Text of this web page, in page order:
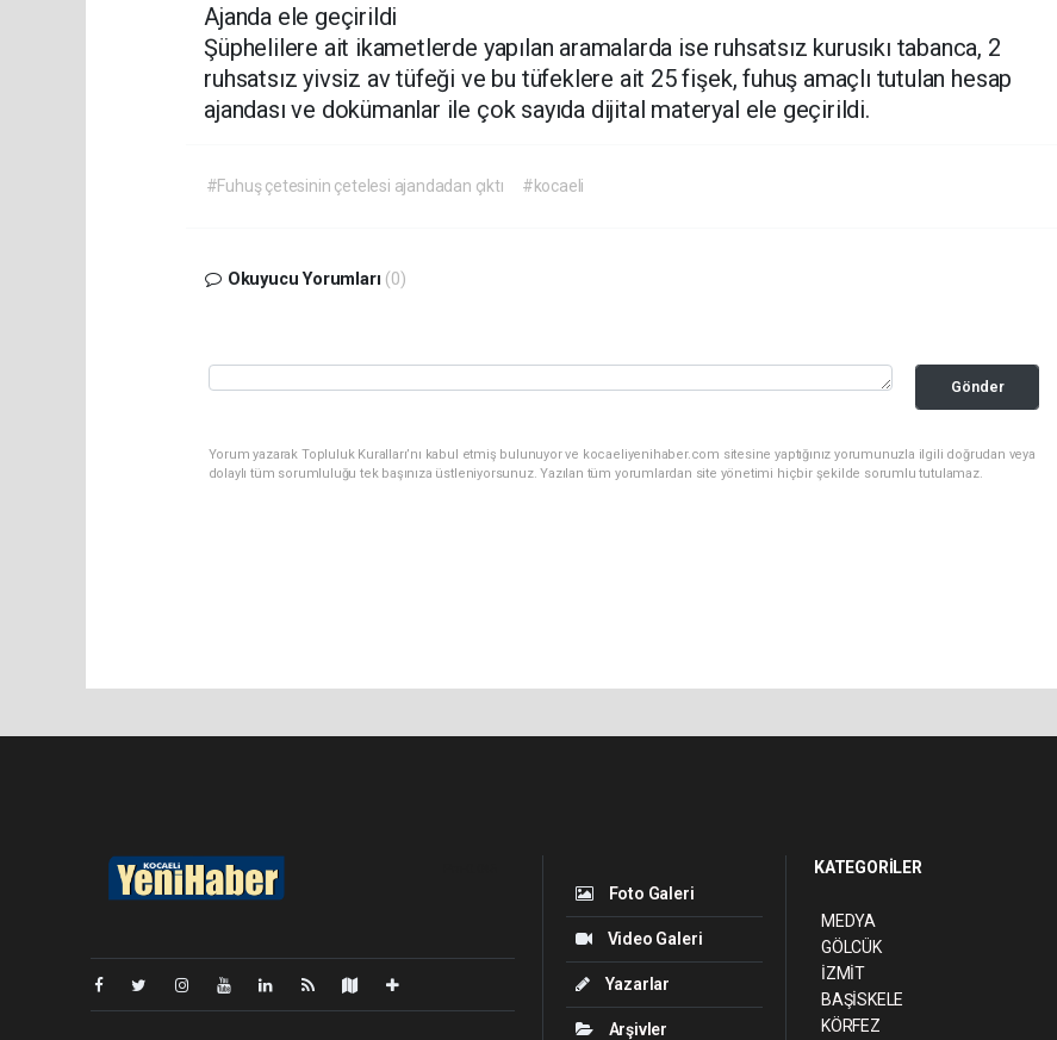
Ajanda ele geçirildi
Şüphelilere ait ikametlerde yapılan aramalarda ise ruhsatsız kurusıkı tabanca, 2
ruhsatsız yivsiz av tüfeği ve bu tüfeklere ait 25 fişek, fuhuş amaçlı tutulan hesap
ajandası ve dokümanlar ile çok sayıda dijital materyal ele geçirildi.
#Fuhuş çetesinin çetelesi ajandadan çıktı #kocaeli
Okuyucu Yorumları (0)
Gönder
Yorum yazarak Topluluk Kuralları’nı kabul etmiş bulunuyor ve kocaeliyenihaber.com sitesine yaptığınız yorumunuzla ilgili doğrudan veya
dolaylı tüm sorumluluğu tek başınıza üstleniyorsunuz. Yazılan tüm yorumlardan site yönetimi hiçbir şekilde sorumlu tutulamaz.
Foto Galeri
Video Galeri
Yazarlar
Arşivler
KATEGORİLER
MEDYA
GÖLCÜK
İZMİT
BAŞİSKELE
KÖRFEZ